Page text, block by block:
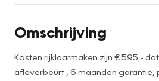
Omschrijving
Kosten rijklaarmaken zijn € 595,-
afleverbeurt , 6 maanden garantie,